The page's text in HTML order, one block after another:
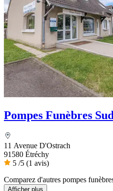
Pompes Funèbres
11 Avenue D'Ostrach
91580 Étréchy
5 /5 (1 avis)
Comparez d'autres pompes
Afficher plus